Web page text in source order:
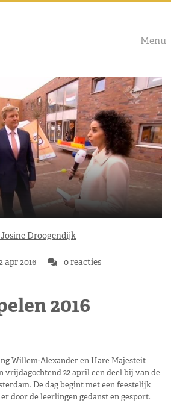
Menu
Droogendijk
apr 2016 0 reacties
2016
Willem-Alexander en Hare Majesteit
vrijdagochtend 22 april een deel bij van de
De dag begint met een feestelijk
door de leerlingen gedanst en gesport.